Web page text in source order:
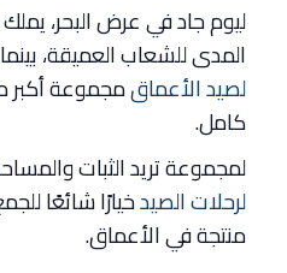
ليوم جاد في عرض البحر، يملك
المدى للشعاب العميقة،
لصيد الأعماقمجموعة أكبر
كامل.
لمجموعة تريد الثبات
لرحلات الصيدخيارًا شائعًا
منتجة في الأعماق.